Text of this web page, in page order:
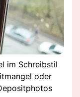
im Schreibstil
oder